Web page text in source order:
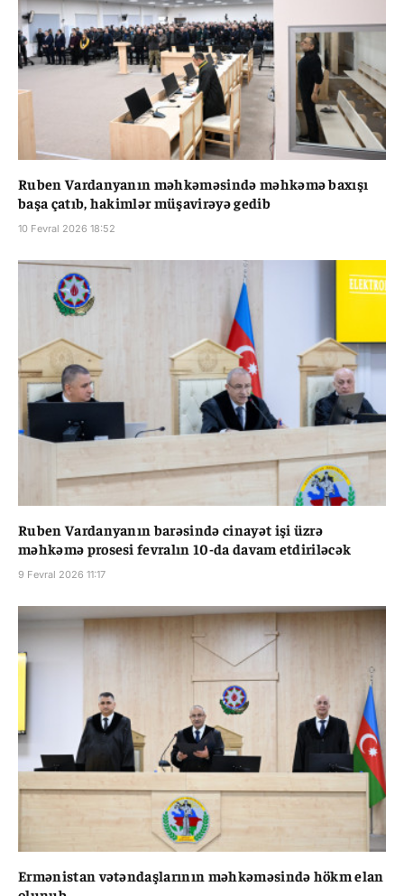
Ruben Vardanyanın məhkəməsində məhkəmə baxışı
başa çatıb, hakimlər müşavirəyə gedib
10 Fevral 2026 18:52
Ruben Vardanyanın barəsində cinayət işi üzrə
məhkəmə prosesi fevralın 10-da davam etdiriləcək
9 Fevral 2026 11:17
Ermənistan vətəndaşlarının məhkəməsində hökm elan